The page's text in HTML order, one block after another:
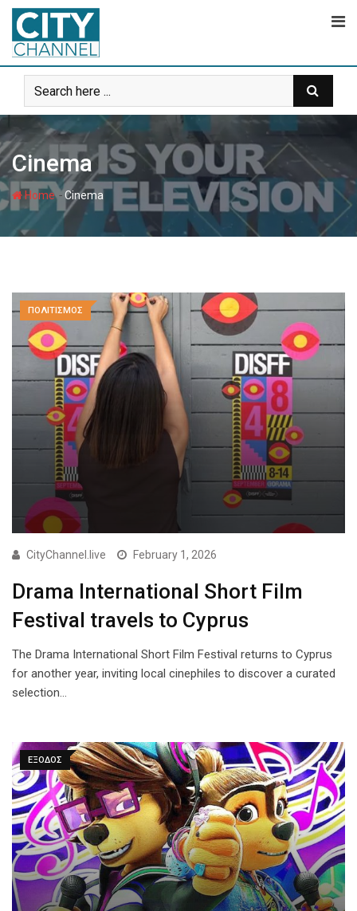
Skip
content
Cinema
Home-Cinema
ΠΟΛΙΤΙΣΜΟΣ
CityChannel.live February 1, 2026
Drama International Short Film
Festival travels to Cyprus
The Drama International Short Film Festival returns to Cyprus
for another year, inviting local cinephiles to discover a curated
selection…
ΕΞΟΔΟΣ